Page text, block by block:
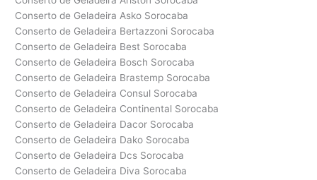
Conserto de Geladeira Asko Sorocaba
Conserto de Geladeira Bertazzoni Sorocaba
Conserto de Geladeira Best Sorocaba
Conserto de Geladeira Bosch Sorocaba
Conserto de Geladeira Brastemp Sorocaba
Conserto de Geladeira Consul Sorocaba
Conserto de Geladeira Continental Sorocaba
Conserto de Geladeira Dacor Sorocaba
Conserto de Geladeira Dako Sorocaba
Conserto de Geladeira Dcs Sorocaba
Conserto de Geladeira Diva Sorocaba